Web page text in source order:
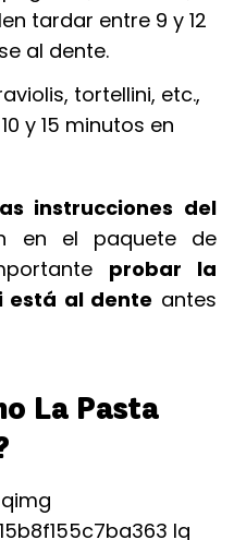
tardar entre 9 y 12
al dente.
tortellini, etc.,
y 15 minutos en
instrucciones del
en el paquete de
probar la
está al dente antes
La Pasta